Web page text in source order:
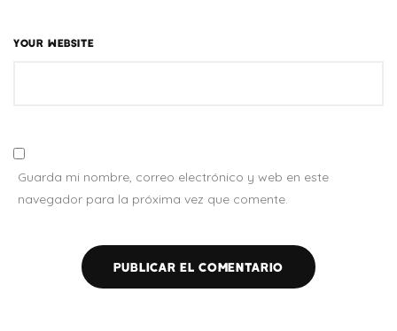
YOUR WEBSITE
Guarda mi nombre, correo electrónico y web en este
navegador para la próxima vez que comente.